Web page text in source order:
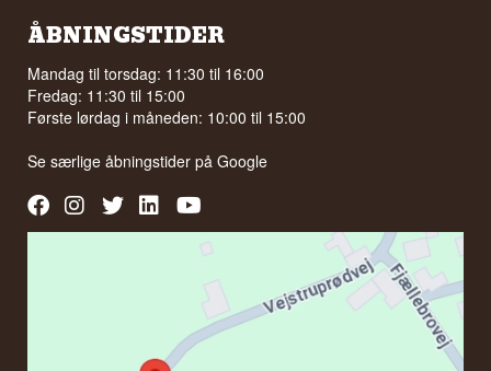
ÅBNINGSTIDER
Mandag til torsdag: 11:30 til 16:00
Fredag: 11:30 til 15:00
Første lørdag i måneden: 10:00 til 15:00
Se særlige åbningstider påGoogle